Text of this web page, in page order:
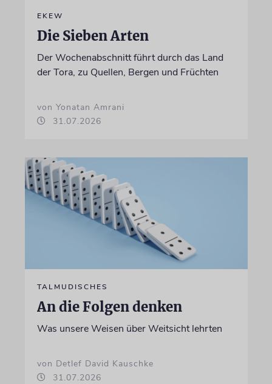
EKEW
Die Sieben Arten
Der Wochenabschnitt führt durch das Land
der Tora, zu Quellen, Bergen und Früchten
von Yonatan Amrani
31.07.2026
TALMUDISCHES
An die Folgen denken
Was unsere Weisen über Weitsicht lehrten
von Detlef David Kauschke
31.07.2026